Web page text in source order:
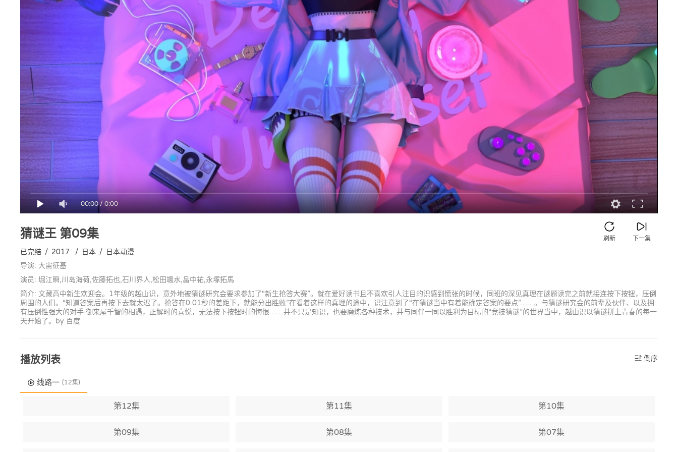
00:00/0:00
猜谜王 第09集 下一集
刷新
已完结 / 2017 / 日本 / 日本动漫
导演: 大宙征基
演员: 堀江瞬,川岛海荷,佐藤拓也,石川界人,松田颯水,畠中祐,永塚拓馬
简介: 文藏高中新生欢迎会。1年级的越山识，意外地被猜谜研究会要求参加了“新生抢答大赛”。就在爱好读书且不喜欢引人注目的识感到慌张的时候，同班的深见真理在谜题读完之前就接连按下按钮，压倒
周围的人们。“知道答案后再按下去就太迟了。抢答在0.01秒的差距下，就能分出胜败”在看着这样的真理的途中，识注意到了“在猜谜当中有着能确定答案的要点”……。与猜谜研究会的前辈及伙伴、以及拥
有压倒性强大的对手·御来屋千智的相遇，正解时的喜悦，无法按下按钮时的悔恨……并不只是知识，也要磨炼各种技术，并与同伴一同以胜利为目标的“竞技猜谜”的世界当中，越山识以猜谜拼上青春的每一
天开始了。by 百度
播放列表 倒序
线路一 (12集)
第12集 第11集 第10集
第09集 第08集 第07集